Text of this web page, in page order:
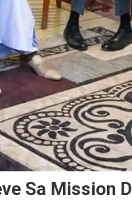
Sa Mission